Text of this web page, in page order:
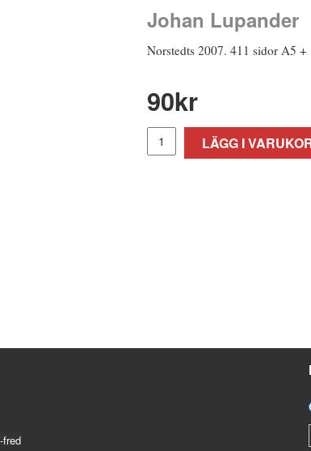
Johan Lupander
Norstedts 2007. 411 sidor A5
90kr
LÄGG I
fred